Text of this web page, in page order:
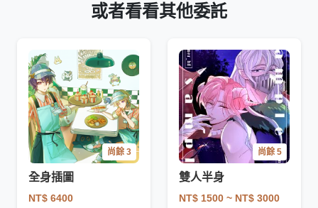
或者看看其他委託
尚餘 3
全身插圖
NT$ 6400
尚餘 5
雙人半身
NT$ 1500 ~ NT$ 3000